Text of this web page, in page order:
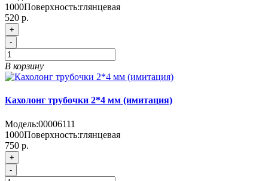
1000Поверхность:глянцевая
520 р.
+
-
В корзину
Кахолонг трубочки 2*4 мм (имитация)
Модель:00006111
1000Поверхность:глянцевая
750 р.
+
-